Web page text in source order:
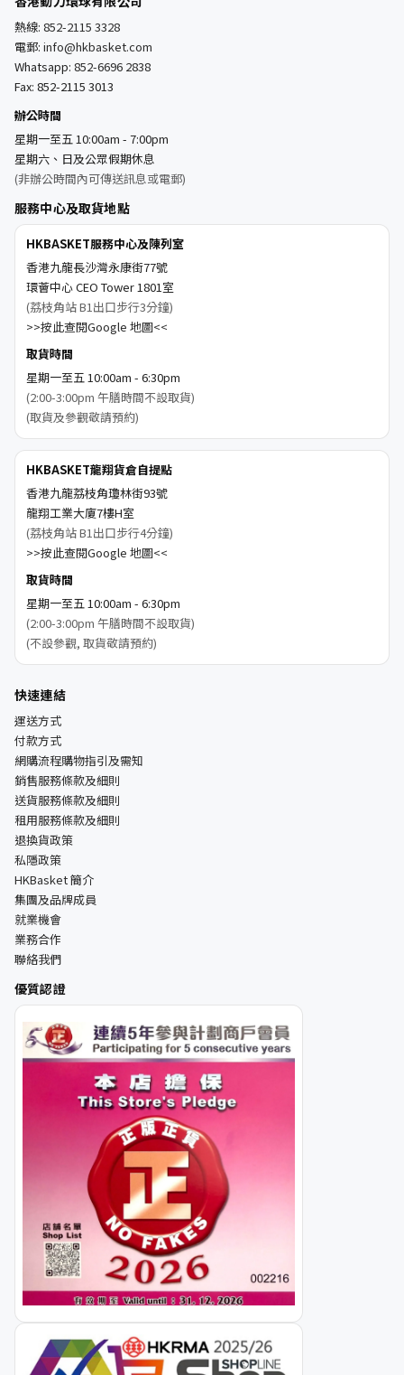
熱線: 852-2115 3328
電郵: info@hkbasket.com
Whatsapp: 852-6696 2838
Fax: 852-2115 3013
辦公時間
星期一至五 10:00am - 7:00pm
星期六、日及公眾假期休息
(非辦公時間內可傳送訊息或電郵)
服務中心及取貨地點
HKBASKET服務中心及陳列室
香港九龍長沙灣永康街77號
環薈中心 CEO Tower 1801室
(荔枝角站 B1出口步行3分鐘)
>>按此查閱Google 地圖<<
取貨時間
星期一至五 10:00am - 6:30pm
(2:00-3:00pm 午膳時間不設取貨)
(取貨及參觀敬請預約)
HKBASKET龍翔貨倉自提點
香港九龍荔枝角瓊林街93號
龍翔工業大廈7樓H室
(荔枝角站 B1出口步行4分鐘)
>>按此查閱Google 地圖<<
取貨時間
星期一至五 10:00am - 6:30pm
(2:00-3:00pm 午膳時間不設取貨)
(不設參觀, 取貨敬請預約)
快速連結
運送方式
付款方式
網購流程購物指引及需知
銷售服務條款及細則
送貨服務條款及細則
租用服務條款及細則
退換貨政策
私隱政策
HKBasket 簡介
集團及品牌成員
就業機會
業務合作
聯絡我們
優質認證